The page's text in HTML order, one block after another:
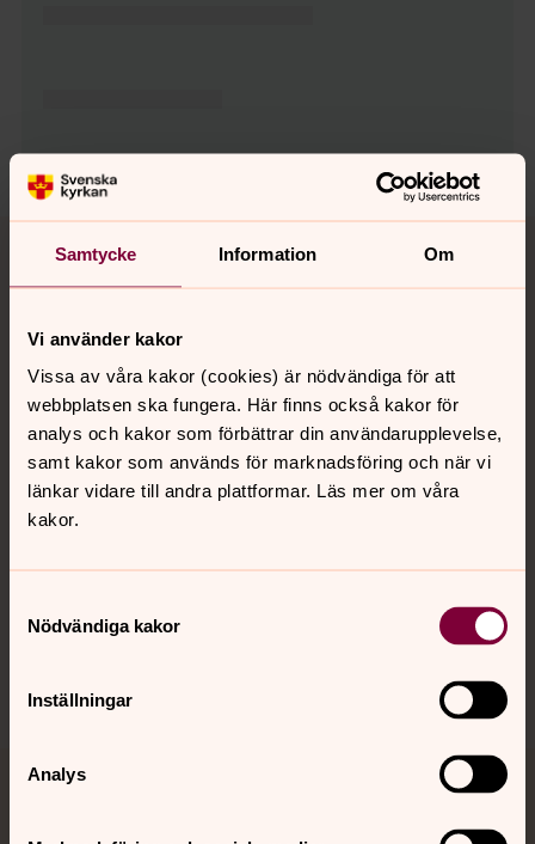
Samtycke Information Om
Vi använder kakor
Vissa av våra kakor (cookies) är nödvändiga för att
webbplatsen ska fungera. Här finns också kakor för
analys och kakor som förbättrar din användarupplevelse,
samt kakor som används för marknadsföring och när vi
länkar vidare till andra plattformar. Läs mer om våra
kakor.
Nödvändiga kakor
Inställningar
Analys
Tillbaka till toppen
Tillbaka till innehållet
Kontakt
Kalender
Hitta snabbt
Sociala kanaler